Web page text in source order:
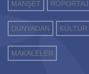
MANŞET
DÜNYADAN
MAKALELER